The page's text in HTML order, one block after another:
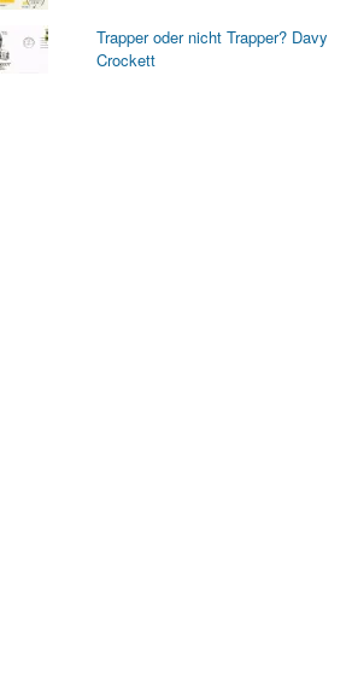
Trapper oder nicht Trapper? Davy
Crockett